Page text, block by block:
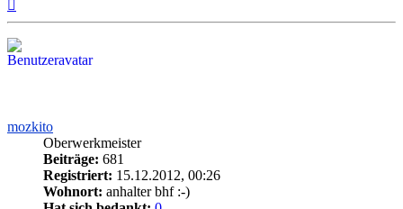
mozkito
Oberwerkmeister
Beiträge: 681
Registriert: 15.12.2012, 00:26
Wohnort: anhalter bhf :-)